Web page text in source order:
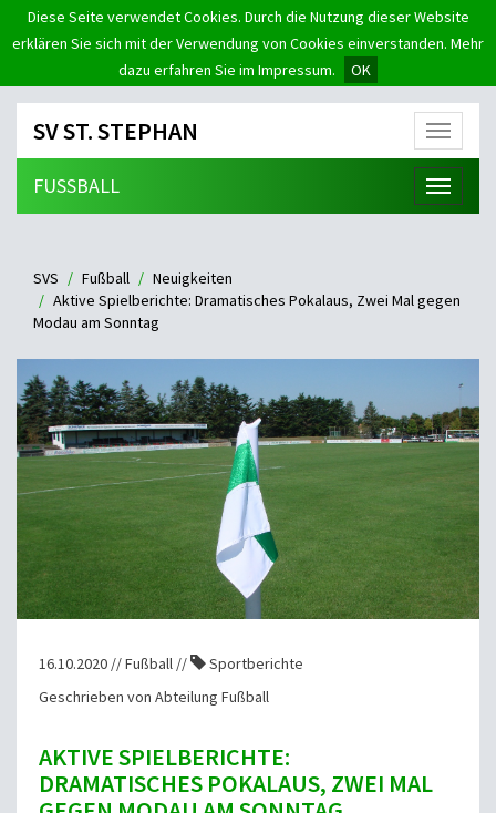
Diese Seite verwendet Cookies. Durch die Nutzung dieser Website
erklären Sie sich mit der Verwendung von Cookies einverstanden. Mehr
dazu erfahren Sie im Impressum.
OK
Menü
SV ST. STEPHAN
Menü
FUSSBALL
SVS Fußball
Neuigkeiten
Aktive Spielberichte: Dramatisches Pokalaus, Zwei Mal gegen
Modau am Sonntag
16.10.2020 // Fußball //
Sportberichte
Geschrieben von Abteilung Fußball
AKTIVE SPIELBERICHTE:
DRAMATISCHES POKALAUS, ZWEI MAL